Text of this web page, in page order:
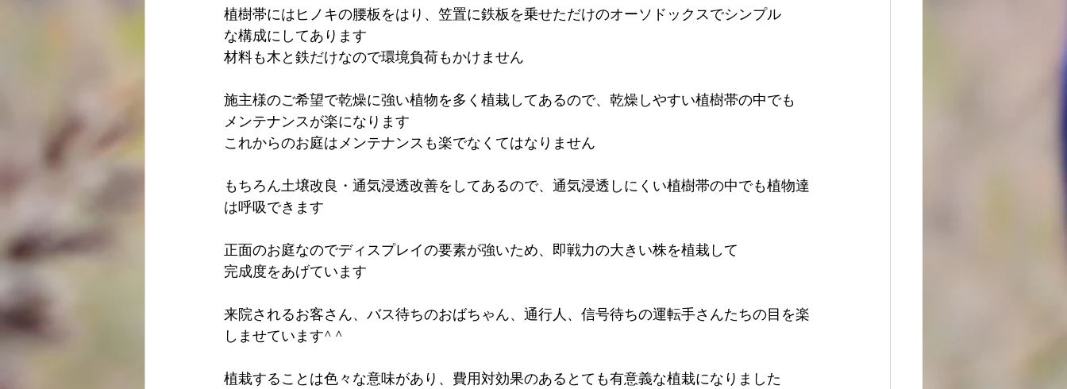
植樹帯にはヒノキの腰板をはり、笠置に鉄板を乗せただけのオーソドックスでシンプル
な構成にしてあります
材料も木と鉄だけなので環境負荷もかけません
施主様のご希望で乾燥に強い植物を多く植栽してあるので、乾燥しやすい植樹帯の中でも
メンテナンスが楽になります
これからのお庭はメンテナンスも楽でなくてはなりません
もちろん土壌改良・通気浸透改善をしてあるので、通気浸透しにくい植樹帯の中でも植物達
は呼吸できます
正面のお庭なのでディスプレイの要素が強いため、即戦力の大きい株を植栽して
完成度をあげています
来院されるお客さん、バス待ちのおばちゃん、通行人、信号待ちの運転手さんたちの目を楽
しませています^ ^
植栽することは色々な意味があり、費用対効果のあるとても有意義な植栽になりました